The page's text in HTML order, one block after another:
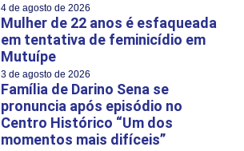
4 de agosto de 2026
Mulher de 22 anos é esfaqueada
em tentativa de feminicídio em
Mutuípe
3 de agosto de 2026
Família de Darino Sena se
pronuncia após episódio no
Centro Histórico “Um dos
momentos mais difíceis”